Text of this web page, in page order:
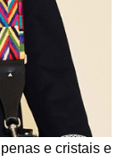
e cristais e